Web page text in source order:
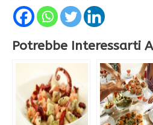
Potrebbe Interessarti